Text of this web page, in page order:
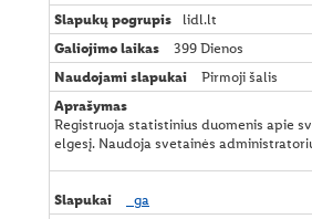
lidl.lt
399 Dienos
Pirmoji šalis
Registruoja statistinius duomenis apie
elgesį. Naudoja svetainės
_ga